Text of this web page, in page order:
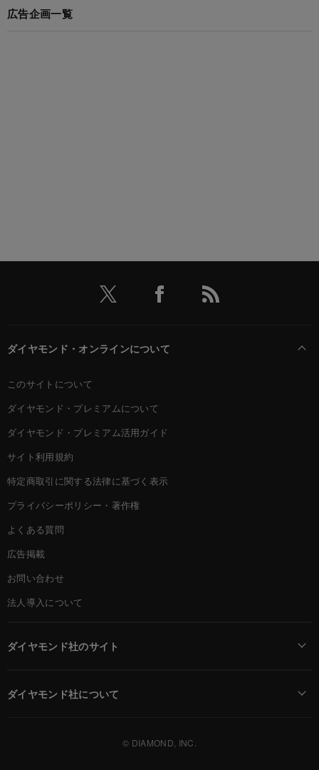
広告企画一覧
ダイヤモンド・オンラインについて
このサイトについて
ダイヤモンド・プレミアムについて
ダイヤモンド・プレミアム活用ガイド
サイト利用規約
特定商取引に関する法律に基づく表示
プライバシーポリシー・著作権
よくある質問
広告掲載
お問い合わせ
法人導入について
ダイヤモンド社のサイト
ダイヤモンド社について
© DIAMOND, INC.